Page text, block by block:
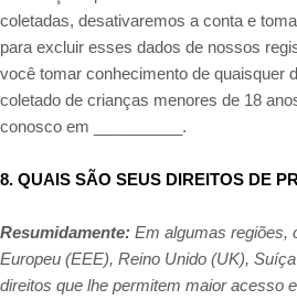
coletadas, desativaremos a conta e
para excluir esses dados de nossos
você tomar conhecimento de quaisquer
coletado de crianças menores de 18
conosco em
.
8. QUAIS SÃO SEUS DIREITOS DE
Resumidamente: Em algumas regiões,
Europeu (EEE), Reino Unido (UK),
direitos que lhe permitem maior acesso